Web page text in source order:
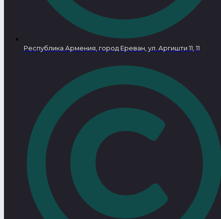
Республика Армения, город Ереван, ул. Аргишти 11, 11